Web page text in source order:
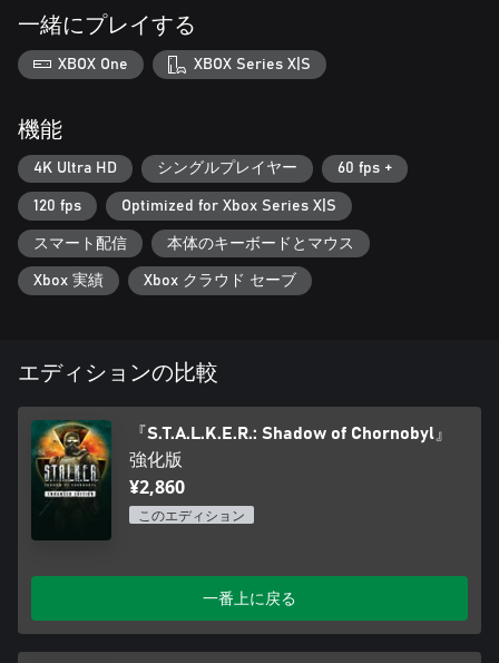
30種類を超える武器を駆使せよ。君の選択が、ゾーンの最も暗
い秘密を明らかにする旅の複数の結末への非線形の道を切り拓
く。
一緒にプレイする
XBOX One XBOX Series X|S
機能
4K Ultra HD シングルプレイヤー 60 fps +
120 fps Optimized for Xbox Series X|S
スマート配信 本体のキーボードとマウス
Xbox 実績 Xbox クラウド セーブ
エディションの比較
『S.T.A.L.K.E.R.: Shadow of Chornobyl』
強化版
¥2,860
このエディション
一番上に戻る